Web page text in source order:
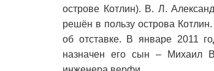
острове Котлин). В. Л.
решён в пользу острова
об отставке. В январе 2011
назначен его сын – Михаил